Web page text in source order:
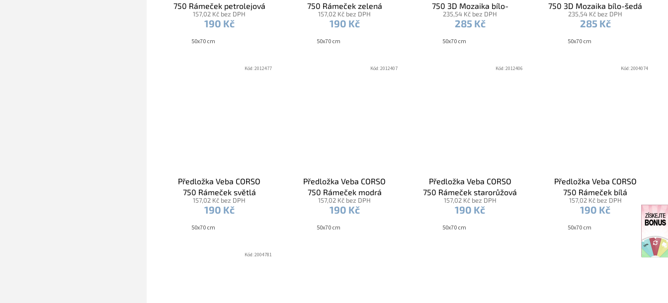
750 Rámeček petrolejová
modř
157,02 Kč bez DPH
190 Kč
50x70 cm
750 Rámeček zelená
157,02 Kč bez DPH
190 Kč
50x70 cm
750 3D Mozaika bílo-
béžová
235,54 Kč bez DPH
285 Kč
50x70 cm
750 3D Mozaika bílo-šedá
235,54 Kč bez DPH
285 Kč
50x70 cm
Předložka Veba CORSO
750 Rámeček světlá
zelená
157,02 Kč bez DPH
190 Kč
50x70 cm
Kód:2012477
Předložka Veba CORSO
750 Rámeček modrá
157,02 Kč bez DPH
190 Kč
50x70 cm
Kód:2012407
Předložka Veba CORSO
750 Rámeček starorůžová
157,02 Kč bez DPH
190 Kč
50x70 cm
Kód:2012406
Předložka Veba CORSO
750 Rámeček bílá
157,02 Kč bez DPH
190 Kč
50x70 cm
Kód:2004074
Kód:2004781